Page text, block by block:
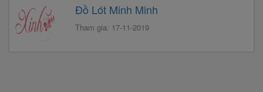
Đồ Lót Minh Minh
Tham gia: 17-11-2019